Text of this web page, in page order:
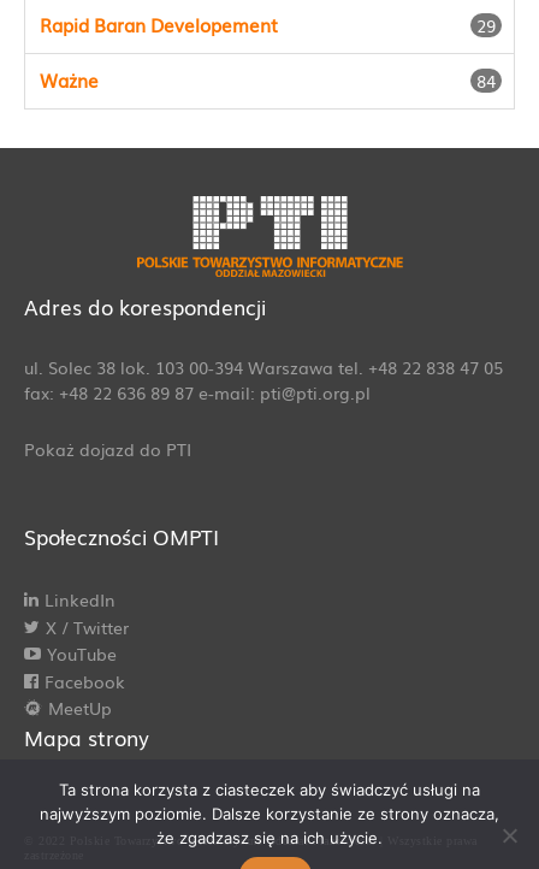
Rapid Baran Developement 29
Ważne 84
Adres do korespondencji
ul. Solec 38 lok. 103 00-394 Warszawa tel. +48 22 838 47 05
fax: +48 22 636 89 87 e-mail: pti@pti.org.pl
Pokaż dojazd do PTI
Społeczności OMPTI
LinkedIn
X / Twitter
YouTube
Facebook
MeetUp
Mapa strony
© 2022 Polskie Towarzystwo Informatyczne Oddział Mazowiecki | Wszystkie prawa
Ta strona korzysta z ciasteczek aby świadczyć usługi na
najwyższym poziomie. Dalsze korzystanie ze strony oznacza,
że zgadzasz się na ich użycie.